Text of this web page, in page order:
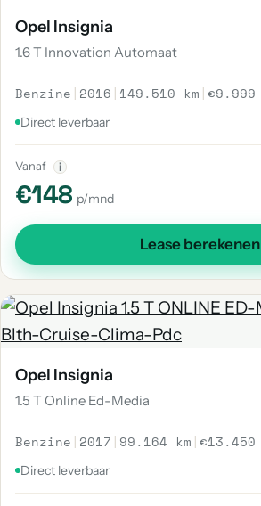
Opel Insignia
1.6 T Innovation Automaat
Benzine | 2016 | 149.510 km |€9.999
Direct leverbaar
Vanaf i
€148 p/mnd
Lease berekenen
Opel Insignia
1.5 T Online Ed-Media
Benzine | 2017 | 99.164 km |€13.450
Direct leverbaar